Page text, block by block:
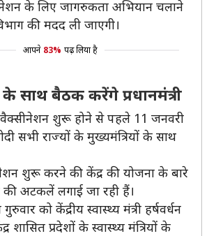
के लिए जागरुकता अभियान चलाने
की मदद ली जाएगी।
आपने 83% पढ़ लिया है
के साथ बैठक करेंगे प्रधानमंत्री
शुरू होने से पहले 11 जनवरी
सभी राज्यों के मुख्यमंत्रियों के साथ
शुरू करने की केंद्र की योजना के बारे
की अटकलें लगाई जा रही हैं।
को केंद्रीय स्वास्थ्य मंत्री हर्षवर्धन
शासित प्रदेशों के स्वास्थ्य मंत्रियों के